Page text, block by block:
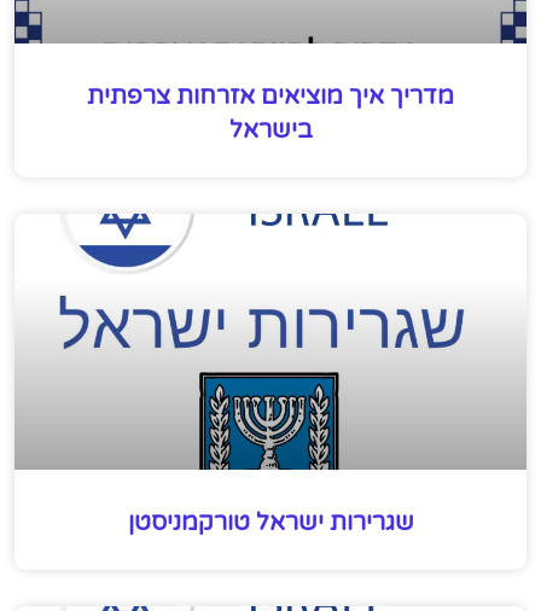
מדריך איך מוציאים אזרחות צרפתית
בישראל
שגרירות ישראל טורקמניסטן